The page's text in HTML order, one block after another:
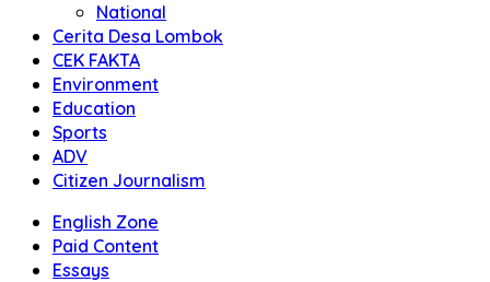
National
Cerita Desa Lombok
CEK FAKTA
Environment
Education
Sports
ADV
Citizen Journalism
English Zone
Paid Content
Essays